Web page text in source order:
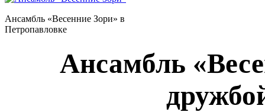
Ансамбль «Весенние Зори» в
Петропавловке
Ансамбль